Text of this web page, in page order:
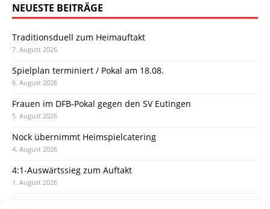
NEUESTE BEITRÄGE
Traditionsduell zum Heimauftakt
7. August 2026
Spielplan terminiert / Pokal am 18.08.
6. August 2026
Frauen im DFB-Pokal gegen den SV Eutingen
5. August 2026
Nock übernimmt Heimspielcatering
4. August 2026
4:1-Auswärtssieg zum Auftakt
1. August 2026